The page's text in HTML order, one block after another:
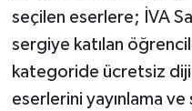
seçilen eserlere; İVA
sergiye katılan
kategoride ücretsiz
eserlerini yayınlama ve